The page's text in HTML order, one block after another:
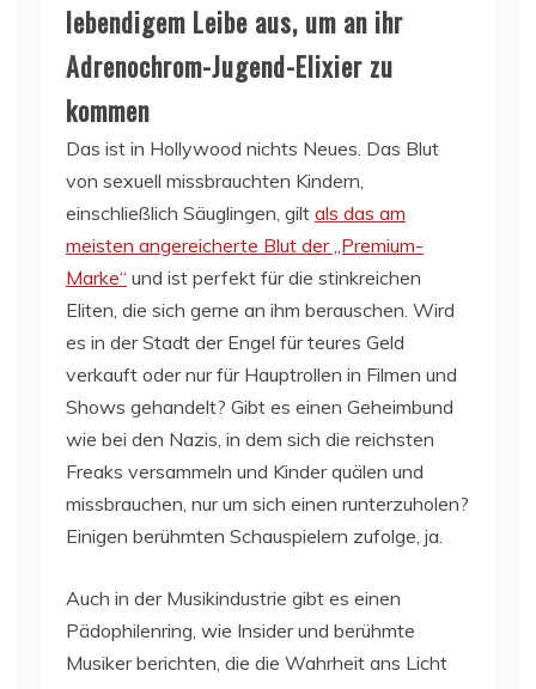
lebendigem Leibe aus, um an ihr
Adrenochrom-Jugend-Elixier zu
kommen
Das ist in Hollywood nichts Neues. Das Blut
von sexuell missbrauchten Kindern,
einschließlich Säuglingen, gilt als das am
meisten angereicherte Blut der „Premium-
Marke“ und ist perfekt für die stinkreichen
Eliten, die sich gerne an ihm berauschen. Wird
es in der Stadt der Engel für teures Geld
verkauft oder nur für Hauptrollen in Filmen und
Shows gehandelt? Gibt es einen Geheimbund
wie bei den Nazis, in dem sich die reichsten
Freaks versammeln und Kinder quälen und
missbrauchen, nur um sich einen runterzuholen?
Einigen berühmten Schauspielern zufolge, ja.
Auch in der Musikindustrie gibt es einen
Pädophilenring, wie Insider und berühmte
Musiker berichten, die die Wahrheit ans Licht